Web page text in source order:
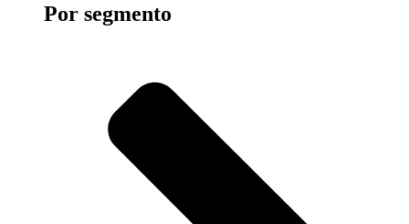
Por segmento